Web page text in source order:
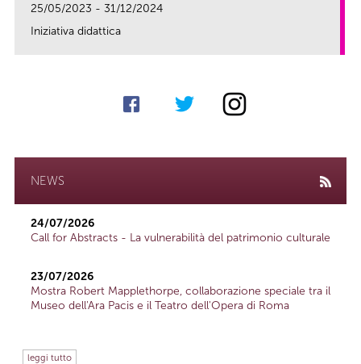
25/05/2023 - 31/12/2024
Iniziativa didattica
NEWS
24/07/2026
Call for Abstracts - La vulnerabilità del patrimonio culturale
23/07/2026
Mostra Robert Mapplethorpe, collaborazione speciale tra il
Museo dell'Ara Pacis e il Teatro dell'Opera di Roma
leggi tutto